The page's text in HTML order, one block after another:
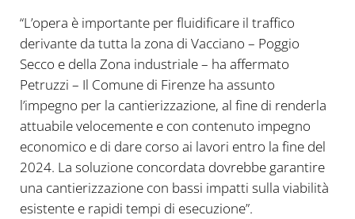
“L’opera è importante per fluidificare il traffico
derivante da tutta la zona di Vacciano – Poggio
Secco e della Zona industriale – ha affermato
Petruzzi – Il Comune di Firenze ha assunto
l’impegno per la cantierizzazione, al fine di renderla
attuabile velocemente e con contenuto impegno
economico e di dare corso ai lavori entro la fine del
2024. La soluzione concordata dovrebbe garantire
una cantierizzazione con bassi impatti sulla viabilità
esistente e rapidi tempi di esecuzione”.